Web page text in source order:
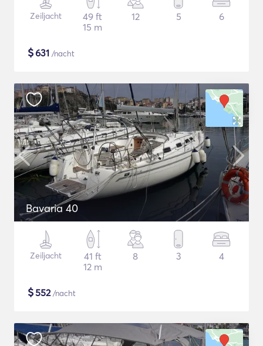
Zeiljacht
49 ft
15 m
12 5 6
$631 /nacht
Bavaria 40
Zeiljacht
41 ft
12 m
8 3 4
$552/nacht